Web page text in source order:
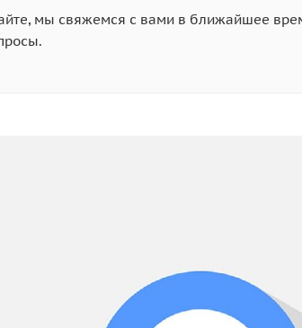
мы свяжемся с вами в ближайшее